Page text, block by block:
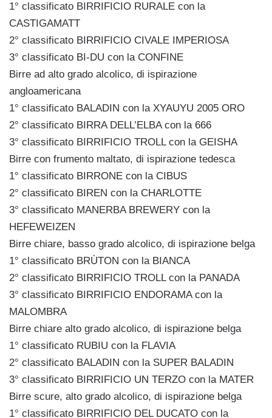
1° classificato BIRRIFICIO RURALE con la
CASTIGAMATT
2° classificato BIRRIFICIO CIVALE IMPERIOSA
3° classificato BI-­DU con la CONFINE
Birre ad alto grado alcolico, di ispirazione
angloamericana
1° classificato BALADIN con la XYAUYU 2005 ORO
2° classificato BIRRA DELL’ELBA con la 666
3° classificato BIRRIFICIO TROLL con la GEISHA
Birre con frumento maltato, di ispirazione tedesca
1° classificato BIRRONE con la CIBUS
2° classificato BIREN con la CHARLOTTE
3° classificato MANERBA BREWERY con la
HEFEWEIZEN
Birre chiare, basso grado alcolico, di ispirazione belga
1° classificato BRÙTON con la BIANCA
2° classificato BIRRIFICIO TROLL con la PANADA
3° classificato BIRRIFICIO ENDORAMA con la
MALOMBRA
Birre chiare alto grado alcolico, di ispirazione belga
1° classificato RUBIU con la FLAVIA
2° classificato BALADIN con la SUPER BALADIN
3° classificato BIRRIFICIO UN TERZO con la MATER
Birre scure, alto grado alcolico, di ispirazione belga
1° classificato BIRRIFICIO DEL DUCATO con la